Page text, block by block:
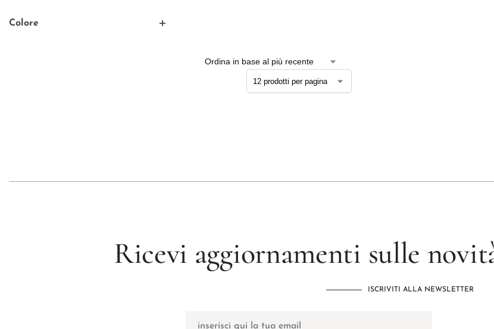
Colore
Ricevi aggiornamenti sulle
ISCRIVITI ALLA NEWSLETTER